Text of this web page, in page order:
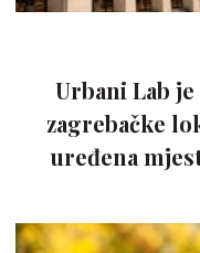
Urbani Lab
zagrebačke
uređena